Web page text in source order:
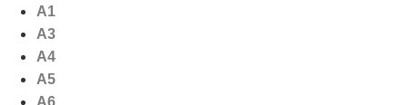
naar
inhoud
A1
A3
A4
A5
A6